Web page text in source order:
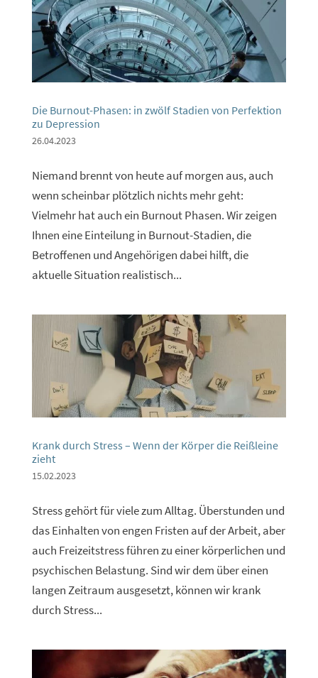
Die Burnout-Phasen: in zwölf Stadien von Perfektion
zu Depression
26.04.2023
Niemand brennt von heute auf morgen aus, auch
wenn scheinbar plötzlich nichts mehr geht:
Vielmehr hat auch ein Burnout Phasen. Wir zeigen
Ihnen eine Einteilung in Burnout-Stadien, die
Betroffenen und Angehörigen dabei hilft, die
aktuelle Situation realistisch...
Krank durch Stress – Wenn der Körper die Reißleine
zieht
15.02.2023
Stress gehört für viele zum Alltag. Überstunden und
das Einhalten von engen Fristen auf der Arbeit, aber
auch Freizeitstress führen zu einer körperlichen und
psychischen Belastung. Sind wir dem über einen
langen Zeitraum ausgesetzt, können wir krank
durch Stress...